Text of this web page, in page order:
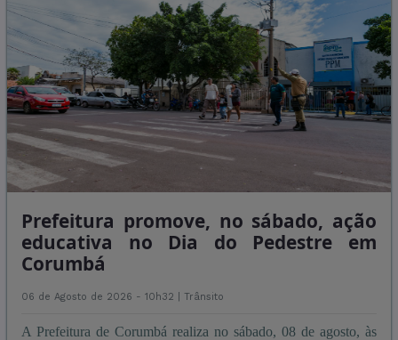
Prefeitura promove, no sábado, ação
educativa no Dia do Pedestre em
Corumbá
06 de Agosto de 2026 - 10h32 | Trânsito
A Prefeitura de Corumbá realiza no sábado, 08 de agosto, às